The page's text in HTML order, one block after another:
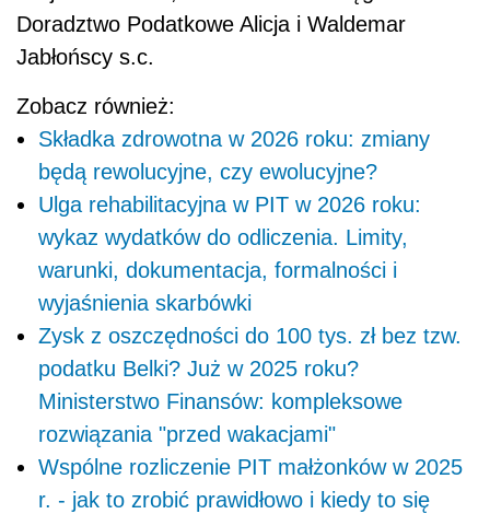
Doradztwo Podatkowe Alicja i Waldemar
Jabłońscy s.c.
Zobacz również:
Składka zdrowotna w 2026 roku: zmiany
będą rewolucyjne, czy ewolucyjne?
Ulga rehabilitacyjna w PIT w 2026 roku:
wykaz wydatków do odliczenia. Limity,
warunki, dokumentacja, formalności i
wyjaśnienia skarbówki
Zysk z oszczędności do 100 tys. zł bez tzw.
podatku Belki? Już w 2025 roku?
Ministerstwo Finansów: kompleksowe
rozwiązania "przed wakacjami"
Wspólne rozliczenie PIT małżonków w 2025
r. - jak to zrobić prawidłowo i kiedy to się